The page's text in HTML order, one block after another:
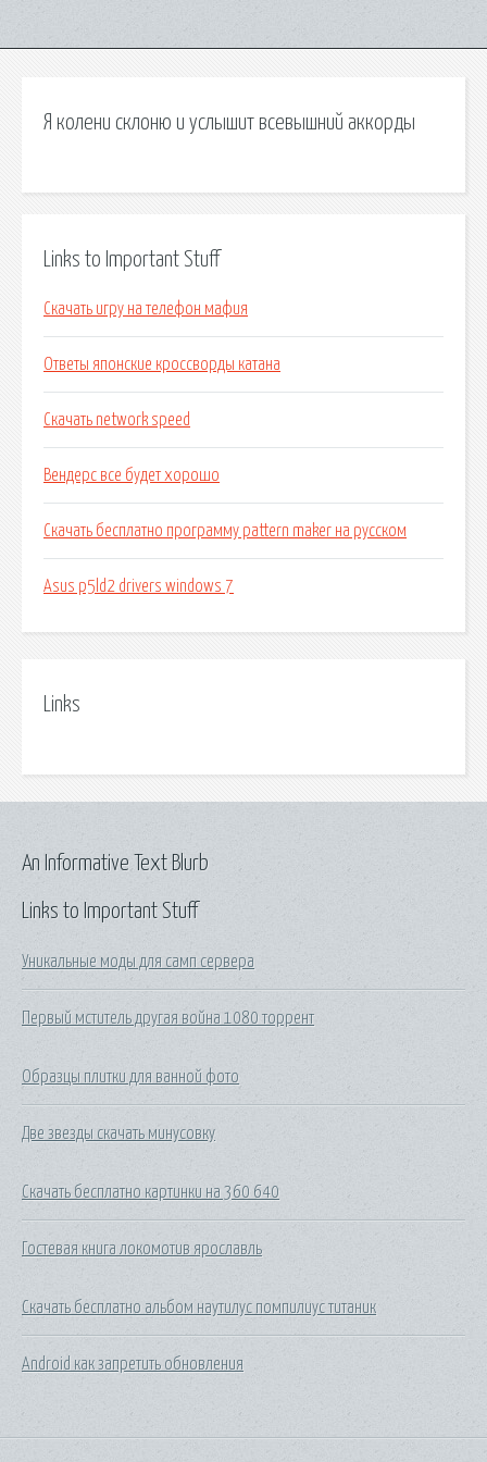
Я колени склоню и услышит всевышний аккорды
Links to Important Stuff
Скачать игру на телефон мафия
Ответы японские кроссворды катана
Скачать network speed
Вендерс все будет хорошо
Скачать бесплатно программу pattern maker на русском
Asus p5ld2 drivers windows 7
Links
Links to Important Stuff
Уникальные моды для самп сервера
Первый мститель другая война 1080 торрент
Образцы плитки для ванной фото
Две звезды скачать минусовку
Скачать бесплатно картинки на 360 640
Гостевая книга локомотив ярославль
Скачать бесплатно альбом наутилус помпилиус титаник
Android как запретить обновления
An Informative Text Blurb